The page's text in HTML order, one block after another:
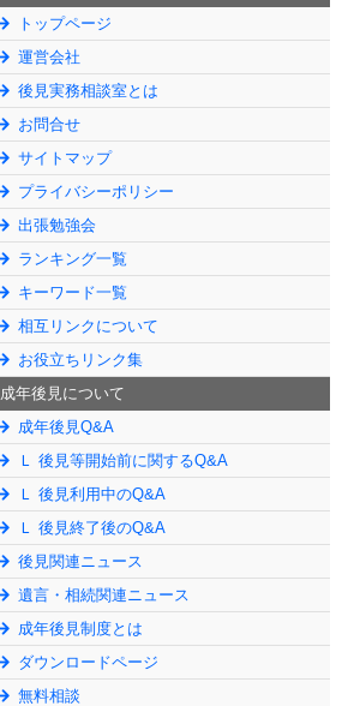
トップページ
運営会社
後見実務相談室とは
お問合せ
サイトマップ
プライバシーポリシー
出張勉強会
ランキング一覧
キーワード一覧
相互リンクについて
お役立ちリンク集
成年後見について
成年後見Q&A
Ｌ 後見等開始前に関するQ&A
Ｌ 後見利用中のQ&A
Ｌ 後見終了後のQ&A
後見関連ニュース
遺言・相続関連ニュース
成年後見制度とは
ダウンロードページ
無料相談